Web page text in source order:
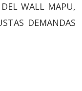
WALL MAPU,
DEMANDAS